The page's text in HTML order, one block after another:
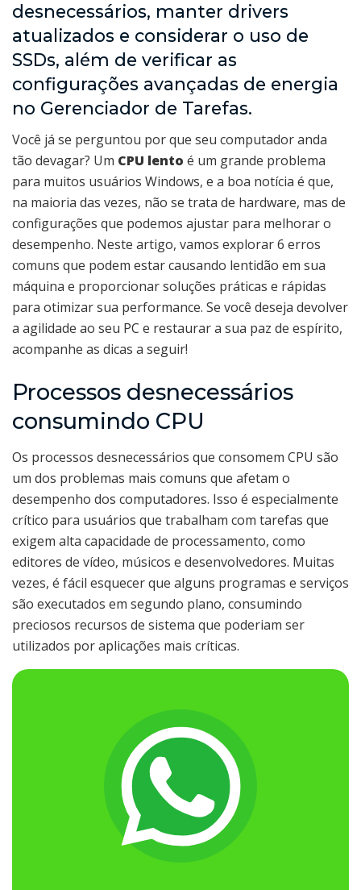
desnecessários, manter drivers
atualizados e considerar o uso de
SSDs, além de verificar as
configurações avançadas de energia
no Gerenciador de Tarefas.
Você já se perguntou por que seu computador anda
tão devagar? Um CPU lento é um grande problema
para muitos usuários Windows, e a boa notícia é que,
na maioria das vezes, não se trata de hardware, mas de
configurações que podemos ajustar para melhorar o
desempenho. Neste artigo, vamos explorar 6 erros
comuns que podem estar causando lentidão em sua
máquina e proporcionar soluções práticas e rápidas
para otimizar sua performance. Se você deseja devolver
a agilidade ao seu PC e restaurar a sua paz de espírito,
acompanhe as dicas a seguir!
Processos desnecessários
consumindo CPU
Os processos desnecessários que consomem CPU são
um dos problemas mais comuns que afetam o
desempenho dos computadores. Isso é especialmente
crítico para usuários que trabalham com tarefas que
exigem alta capacidade de processamento, como
editores de vídeo, músicos e desenvolvedores. Muitas
vezes, é fácil esquecer que alguns programas e serviços
são executados em segundo plano, consumindo
preciosos recursos de sistema que poderiam ser
utilizados por aplicações mais críticas.